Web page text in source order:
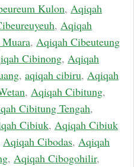
Kulon, Aqiqah
, Aqiqah
, Aqiqah Cibeuteung
Cibinong, Aqiqah
, aqiqah cibiru, Aqiqah
, Aqiqah Cibitung,
Cibitung Tengah,
Cibiuk, Aqiqah Cibiuk
Aqiqah Cibodas, Aqiqah
, Aqiqah Cibogohilir,